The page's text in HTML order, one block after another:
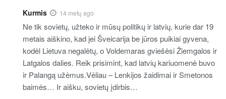
Kurmis 14 metų ago
Ne tik sovietų, užteko ir mūsų politikų ir latvių, kurie dar 19
metais aiškino, kad jei Šveicarija be jūros puikiai gyvena,
kodėl Lietuva negalėtų, o Voldemaras gviešėsi Žiemgalos ir
Latgalos dalies. Reik prisimint, kad latvių kariuomenė buvo
ir Palangą užėmus.Vėliau – Lenkijos žaidimai ir Smetonos
baimės… Ir aišku, sovietų įdirbis…